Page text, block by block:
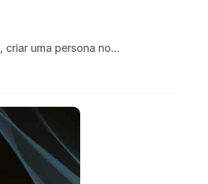
criar uma persona no…